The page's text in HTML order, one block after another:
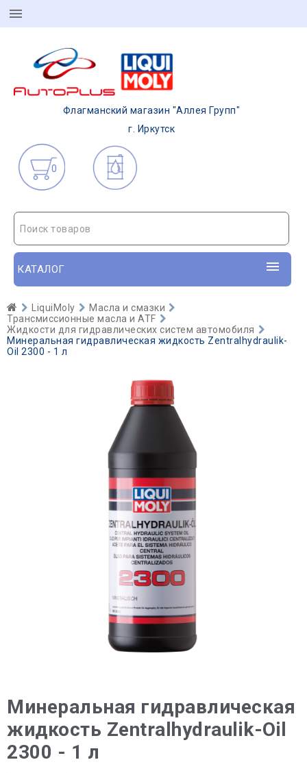
Флагманский магазин "Аллея Групп"
г. Иркутск
0
Поиск товаров
КАТАЛОГ
LiquiMoly
Масла и смазки
Трансмиссионные масла и ATF
Жидкости для гидравлических систем автомобиля
Минеральная гидравлическая жидкость Zentralhydraulik-
Oil 2300 - 1 л
Минеральная гидравлическая
жидкость Zentralhydraulik-Oil
2300 - 1 л